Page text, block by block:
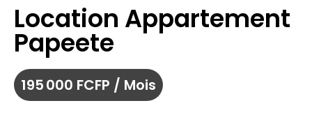
Location Appartement
Papeete
195 000 FCFP / Mois